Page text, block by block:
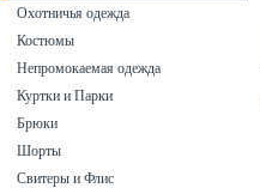
Охотничья одежда
Костюмы
Непромокаемая одежда
Куртки и Парки
Брюки
Шорты
Свитеры и Флис